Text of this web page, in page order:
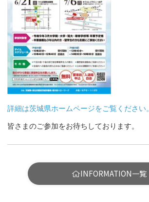
詳細は茨城県ホームページをご覧ください。
皆さまのご参加をお待ちしております。
INFORMATION一覧